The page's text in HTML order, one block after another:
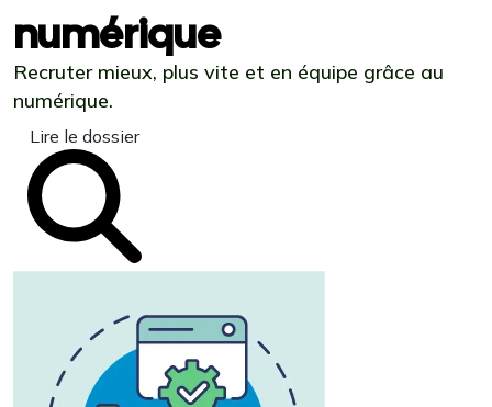
numérique
Recruter mieux, plus vite et en équipe grâce au
numérique.
Lire le dossier